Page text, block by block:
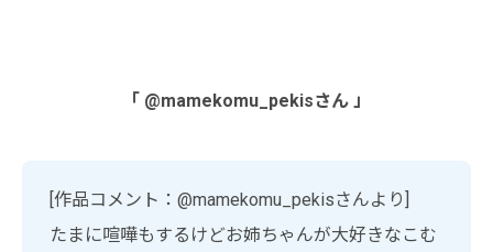
「 @mamekomu_pekisさん 」
[作品コメント：@mamekomu_pekisさんより]
たまに喧嘩もするけどお姉ちゃんが大好きなこむ